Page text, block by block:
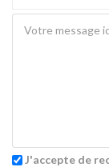
J'accepte de